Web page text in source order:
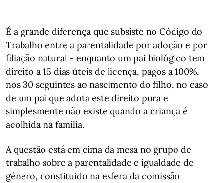
É a grande diferença que subsiste no Código do
Trabalho entre a parentalidade por adoção e por
filiação natural - enquanto um pai biológico tem
direito a 15 dias úteis de licença, pagos a 100%,
nos 30 seguintes ao nascimento do filho, no caso
de um pai que adota este direito pura e
simplesmente não existe quando a criança é
acolhida na família.
A questão está em cima da mesa no grupo de
trabalho sobre a parentalidade e igualdade de
género, constituído na esfera da comissão